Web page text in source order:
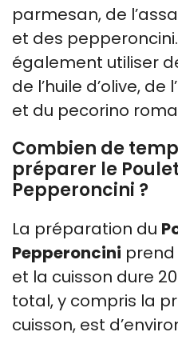
parmesan, de
et des
également utiliser
de l’huile d’olive, de
et du pecorino
Combien de
préparer le
Pepperoncini ?
La préparation du
Pepperoncini prend
et la cuisson dure
total, y compris la
cuisson, est